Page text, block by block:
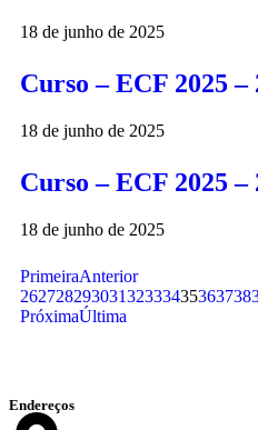
18 de junho de 2025
Curso – ECF 2025
18 de junho de 2025
Curso – ECF 2025 –
18 de junho de 2025
PrimeiraAnterior
26272829303132333435363738
PróximaÚltima
Endereços